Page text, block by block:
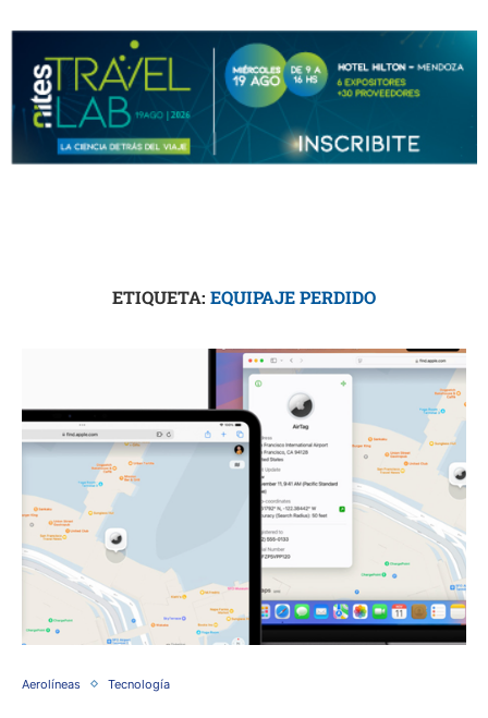
ETIQUETA: EQUIPAJE PERDIDO
Aerolíneas Tecnología